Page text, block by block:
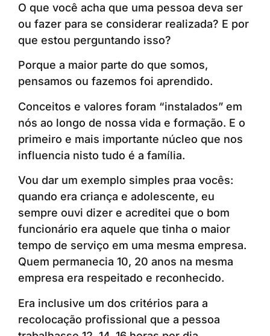
O que você acha que uma pessoa deva ser
ou fazer para se considerar realizada? E por
que estou perguntando isso?
Porque a maior parte do que somos,
pensamos ou fazemos foi aprendido.
Conceitos e valores foram “instalados” em
nós ao longo de nossa vida e formação. E o
primeiro e mais importante núcleo que nos
influencia nisto tudo é a família.
Vou dar um exemplo simples praa vocês:
quando era criança e adolescente, eu
sempre ouvi dizer e acreditei que o bom
funcionário era aquele que tinha o maior
tempo de serviço em uma mesma empresa.
Quem permanecia 10, 20 anos na mesma
empresa era respeitado e reconhecido.
Era inclusive um dos critérios para a
recolocação profissional que a pessoa